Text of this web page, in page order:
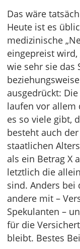
Das wäre
Heute ist es
medizinische
eingepreist
wie sehr sie das
ausgedrückt:
laufen vor allem
es so viele gibt,
besteht auch
staatlichen
als ein Betrag X
letztlich die
sind. Anders bei
andere mit –
Spekulanten –
für die
bleibt. Bestes